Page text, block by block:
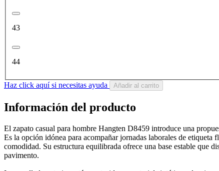
43
44
Haz click aquí si necesitas ayuda Añadir al carrito
Información del producto
El zapato casual para hombre Hangten D8459 introduce una
Es la opción idónea para acompañar jornadas laborales de
comodidad. Su estructura equilibrada ofrece una base estable que
pavimento.